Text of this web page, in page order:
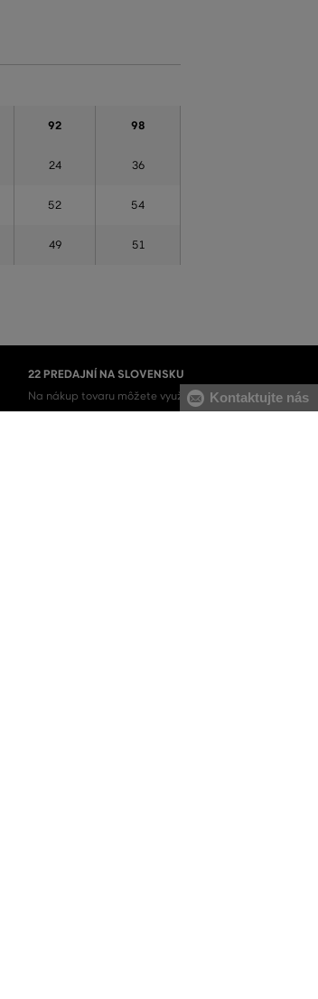
92 98
24 36
52 54
49 51
22 PREDAJNÍ NA SLOVENSKU
Na nákup tovaru môžete využiť aj naše kamenné
Kontaktujte nás